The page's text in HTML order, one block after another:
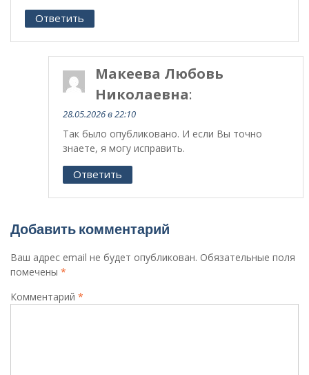
Ответить
Макеева Любовь
Николаевна:
28.05.2026 в 22:10
Так было опубликовано. И если Вы точно
знаете, я могу исправить.
Ответить
Добавить комментарий
Ваш адрес email не будет опубликован. Обязательные поля
помечены *
Комментарий *